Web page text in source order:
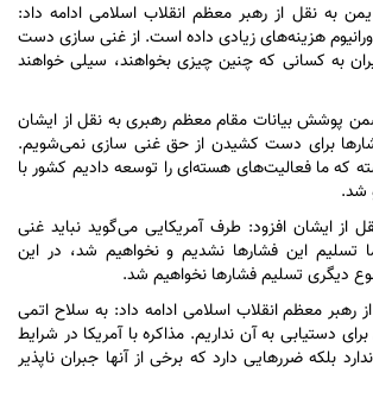
به نقل از رهبر معظم انقلاب اسلامی ادامه داد:
هزینه‌های زیادی داده است. از غنی سازی دست
به کسانی که چنین چیزی بخواهند، سیلی خواهند
پوشش بیانات مقام معظم رهبری به نقل از ایشان
برای دست کشیدن از حق غنی سازی نمی‌شویم.
که ما فعالیت‌های هسته‌ای را توسعه دادیم کشور با
شد.
از ایشان افزود: طرف آمریکایی می‌گوید نباید غنی
تسلیم این فشار‌ها نشدیم و نخواهیم شد، در این
دیگری تسلیم فشار‌ها نخواهیم شد.
رهبر معظم انقلاب اسلامی ادامه داد: به سلاح اتمی
دستیابی به آن نداریم. مذاکره با آمریکا در شرایط
بلکه ضرر‌هایی دارد که برخی از آنها جبران ناپذیر